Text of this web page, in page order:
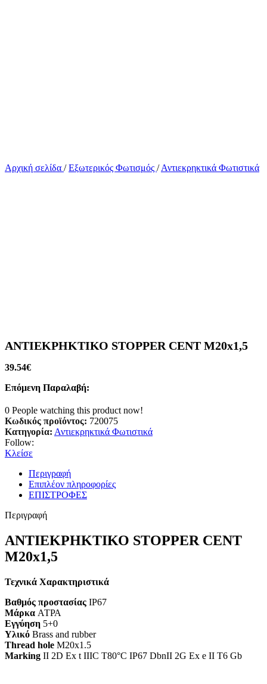
Αρχική σελίδα / Εξωτερικός Φωτισμός / Αντιεκρηκτικά Φωτιστικά
ΑΝΤΙΕΚΡΗΚΤΙΚΟ STOPPER CENT M20x1,5
39.54€
Επόμενη Παραλαβή:
0 People watching this product now!
Κωδικός προϊόντος: 720075
Κατηγορία: Αντιεκρηκτικά Φωτιστικά
Follow:
Κλείσε
Περιγραφή
Επιπλέον πληροφορίες
ΕΠΙΣΤΡΟΦΕΣ
Περιγραφή
ΑΝΤΙΕΚΡΗΚΤΙΚΟ STOPPER CENT
M20x1,5
Τεχνικά Χαρακτηριστικά
Βαθμός προστασίας IP67
Μάρκα АТРА
Εγγύηση 5+0
Υλικό Brass and rubber
Thread hole М20х1.5
Marking II 2D Ex t IIIC T80°C IP67 DbnII 2G Ex e II T6 Gb